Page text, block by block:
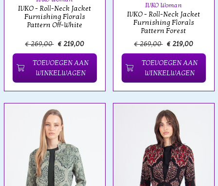
IVKO - Roll-Neck Jacket
Furnishing Florals
Pattern Off-White
€ 269,00 € 219,00
TOEVOEGEN AAN
WINKELWAGEN
IVKO Woman
IVKO - Roll-Neck Jacket
Furnishing Florals
Pattern Forest
€ 269,00 € 219,00
TOEVOEGEN AAN
WINKELWAGEN